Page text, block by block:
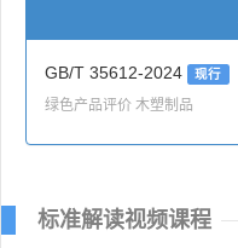
GB/T 35612-2024 现行
绿色产品评价 木塑制品
标准解读视频课程